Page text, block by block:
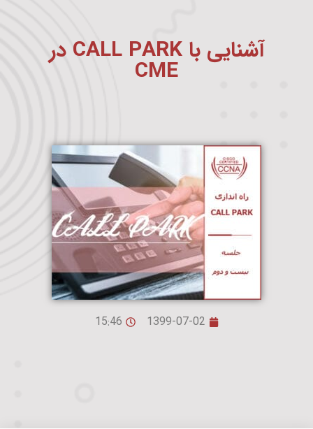
آشنایی با CALL PARK در
CME
1399-07-02
15:46